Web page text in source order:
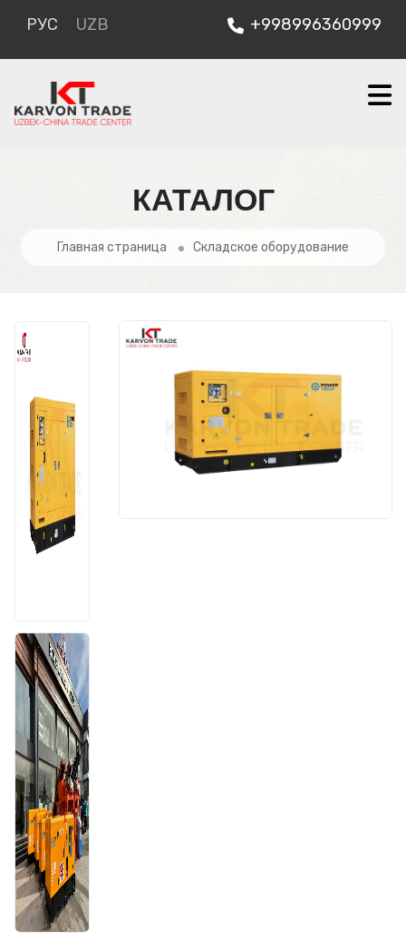
РУС UZB +998996360999
КАТАЛОГ
Главная страница Складское оборудование